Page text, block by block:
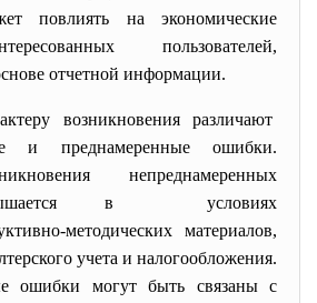
повлиять на экономические
пользователей,
отчетной информации.
возникновенияразличают
и преднамеренные ошибки.
непреднамеренных
в условиях
методических материалов,
учета и налогообложения.
ошибки могут быть связаны с